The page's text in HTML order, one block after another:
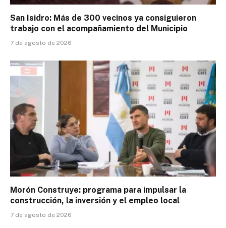
San Isidro: Más de 300 vecinos ya consiguieron
trabajo con el acompañamiento del Municipio
7 de agosto de 2026
Morón Construye: programa para impulsar la
construcción, la inversión y el empleo local
7 de agosto de 2026